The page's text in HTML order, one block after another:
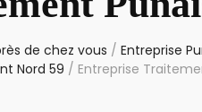
de chez vous / Entreprise
Nord 59 / Entreprise